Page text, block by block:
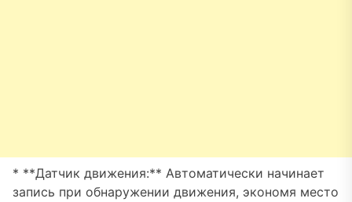
* **Датчик движения:** Автоматически начинает
запись при обнаружении движения, экономя место